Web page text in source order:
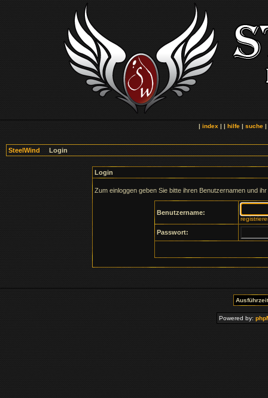
|index | |hilfe |suche
SteelWind Login
Login
Zum einloggen geben Sie bitte ihren Benutzernamen und
Benutzername:
Passwort:
Powered by: